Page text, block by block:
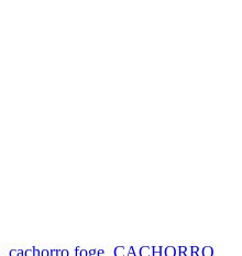
, cachorro foge, CACHORRO